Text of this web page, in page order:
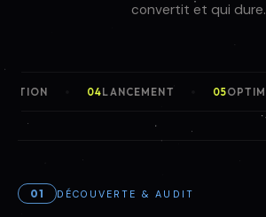
convertit et qui dure.
04LANCEMENT 05OPTIMISATION
01 DÉCOUVERTE & AUDIT